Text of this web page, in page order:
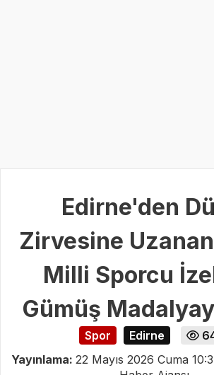
Edirne'den
Zirvesine Uzanan
Milli Sporcu
Gümüş
Spor Edirne
Yayınlama: 22 Mayıs 2026 Cuma